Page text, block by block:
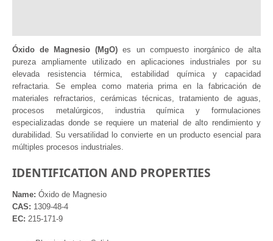
Óxido de Magnesio (MgO) es un compuesto inorgánico de alta
pureza ampliamente utilizado en aplicaciones industriales por su
elevada resistencia térmica, estabilidad química y capacidad
refractaria. Se emplea como materia prima en la fabricación de
materiales refractarios, cerámicas técnicas, tratamiento de aguas,
procesos metalúrgicos, industria química y formulaciones
especializadas donde se requiere un material de alto rendimiento y
durabilidad. Su versatilidad lo convierte en un producto esencial para
múltiples procesos industriales.
IDENTIFICATION AND PROPERTIES
Name: Óxido de Magnesio
CAS: 1309-48-4
EC: 215-171-9